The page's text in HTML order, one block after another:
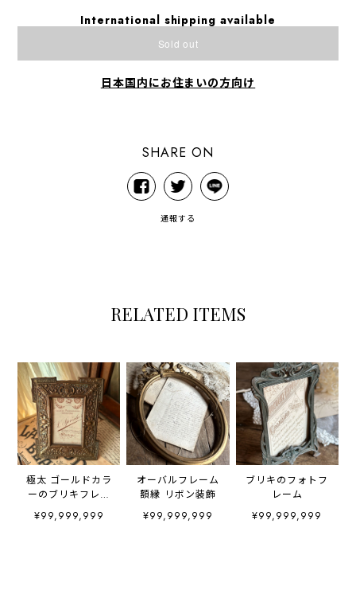
International shipping available
Sold out
日本国内にお住まいの方向け
SHARE ON
通報する
RELATED ITEMS
極太 ゴールドカラ
ーのブリキフレー
ム
¥99,999,999
オーバルフレーム
額縁 リボン装飾
¥99,999,999
ブリキのフォトフ
レーム
¥99,999,999